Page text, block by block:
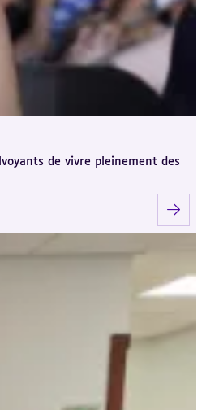
de vivre pleinement des